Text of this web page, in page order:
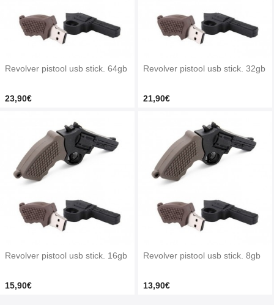
Revolver pistool usb stick. 64gb
23,90€
Revolver pistool usb stick. 32gb
21,90€
Revolver pistool usb stick. 16gb
15,90€
Revolver pistool usb stick. 8gb
13,90€